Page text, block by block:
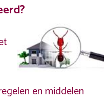
en middelen